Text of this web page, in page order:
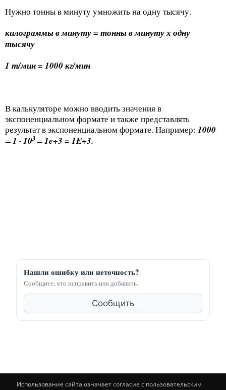
Нужно тонны в минуту умножить на одну тысячу.
килограммы в минуту = тонны в минуту х одну
тысячу
1 т/мин = 1000 кг/мин
В калькуляторе можно вводить значения в
экспоненциальном формате и также представлять
результат в экспоненциальном формате. Например: 1000
=1 · 103=1e+3 = 1E+3.
Нашли ошибку или неточность?
Сообщите, что исправить или добавить.
Сообщить
Использование сайта означает согласие с пользовательским